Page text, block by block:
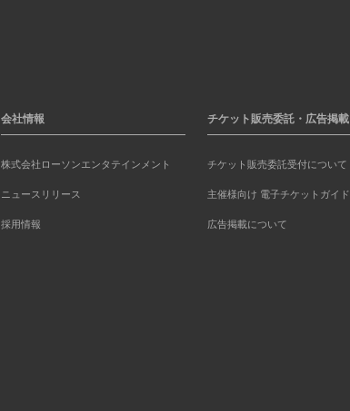
会社情報
株式会社ローソンエンタテインメント
ニュースリリース
採用情報
チケット販売委託・広告掲載
チケット販売委託受付について
主催様向け 電子チケットガイド
広告掲載について